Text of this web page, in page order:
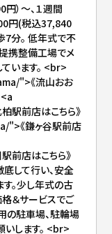
）～、１週間
円(税込37,840
7分。 低年式で不
携整備工場でメ
います。 <br>
">《流山おお
前店はこちら》
《鎌ヶ谷駅前店
店はこちら》
して行い、安全
。少し年式の古
＆サービスでご
の駐車場、駐輪場
します。 <br>